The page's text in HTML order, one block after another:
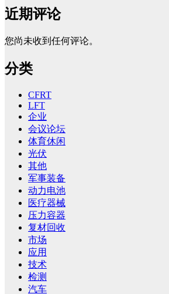
近期评论
您尚未收到任何评论。
分类
CFRT
LFT
企业
会议论坛
体育休闲
光伏
其他
军事装备
动力电池
医疗器械
压力容器
复材回收
市场
应用
技术
检测
汽车